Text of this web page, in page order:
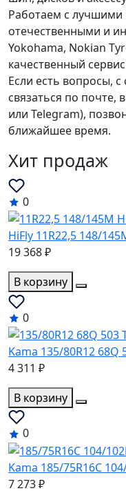
Работаем с
отечественными и
Yokohama, Nokian
качественный
Если есть вопросы,
связаться по почте,
или Telegram),
ближайшее время.
Хит продаж
0
HiFly 11R22,5 148/
19 368 ₽
В корзину
0
Kama 135/80R12 68Q
4 311 ₽
В корзину
0
Kama 185/75R16C
7 273 ₽